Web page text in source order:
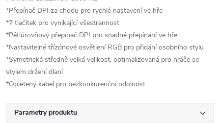
*Přepínač DPI za chodu pro rychlé nastavení ve hře
*7 tlačítek pro vynikající všestrannost
*Pětiúrovňový přepínač DPI pro snadné přepínání ve hře
*Nastavitelné třízónové osvětlení RGB pro přidání osobního stylu
*Symetrická středně velká velikost, optimalizovaná pro hráče se
stylem držení dlaní
*Opletený kabel pro bezkonkurenční odolnost
Parametry produktu